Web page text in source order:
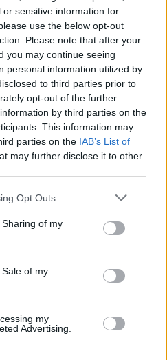
sensitive information for
use the below opt-out
Please note that after your
you may continue seeing
personal information utilized by
to third parties prior to
opt-out of the further
by third parties on the
This information may
parties on the IAB’s List of
may further disclose it to other
Opt Outs
of my
of my
my
Advertising.
petar Bud
13